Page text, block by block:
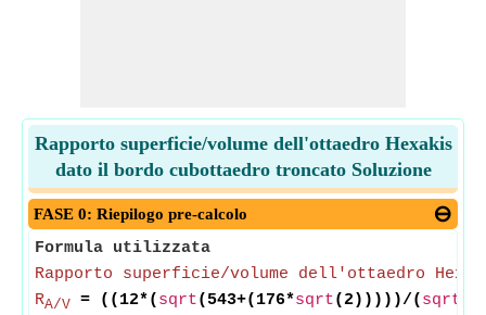
Rapporto superficie/volume dell'ottaedro Hexakis
dato il bordo cubottaedro troncato Soluzione
FASE 0: Riepilogo pre-calcolo
Formula utilizzata
Rapporto superficie/volume dell'ottaedro
RA/V = ((12*( sqrt(543+(176*sqrt(2)))))/( sqrt